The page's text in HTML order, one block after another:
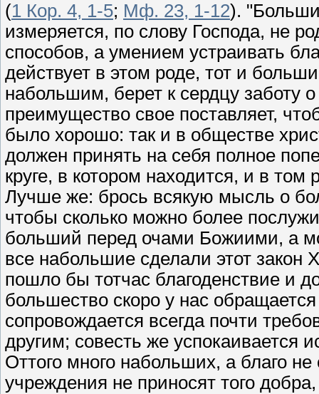
(1 Кор. 4, 1-5; Мф. 23, 1-12).
измеряется, по слову Господа, не
способов, а умением устраивать
действует в этом роде, тот и
набольшим, берет к сердцу заботу
преимущество свое поставляет,
было хорошо: так и в обществе
должен принять на себя полное
круге, в котором находится, и в
Лучше же: брось всякую мысль о
чтобы сколько можно более
больший перед очами Божиими, а
все набольшие сделали этот закон
пошло бы тотчас благоденствие и
большество скоро у нас
сопровождается всегда почти
другим; совесть же успокаивается
Оттого много набольших, а благо
учреждения не приносят того